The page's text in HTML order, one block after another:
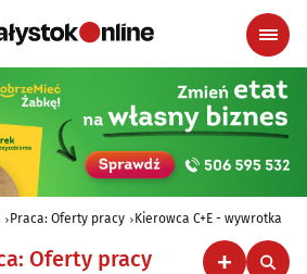
Praca: Oferty pracy Kierowca C+E - wywrotka
Oferty pracy